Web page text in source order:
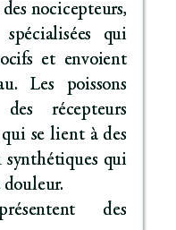
nocicepteurs,
qui
et envoient
Les poissons
récepteurs
se lient à des
synthétiques qui
douleur.
des